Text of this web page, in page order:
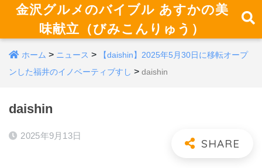
金沢グルメのバイブル あすかの美
味献立（びみこんりゅう）
ホーム > ニュース >
【daishin】2025年5月30日に移転オープ
ンした福井のイノベーティブすし > daishin
daishin
2025年9月13日